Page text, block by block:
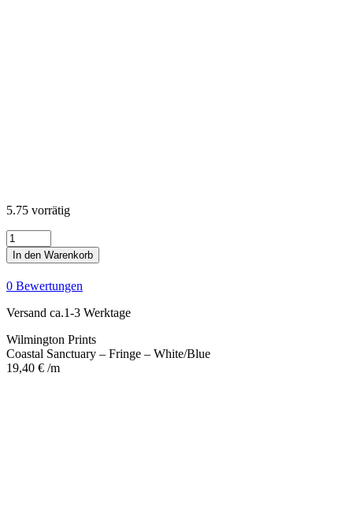
5.75 vorrätig
Coastal
Sanctuary
-
Fringe
-
White/Blue
Menge
In den Warenkorb
0 Bewertungen
Versand ca.1-3 Werktage
Wilmington Prints
Coastal Sanctuary – Fringe – White/Blue
19,40 € /m